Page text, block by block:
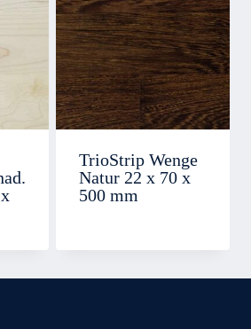
TrioStrip Wenge
Natur 22 x 70 x
500 mm